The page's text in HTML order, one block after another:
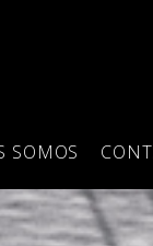
SOMOS